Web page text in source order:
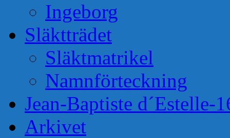
Ingeborg
Släktträdet
Släktmatrikel
Namnförteckning
Jean-Baptiste d´Estelle-
Arkivet